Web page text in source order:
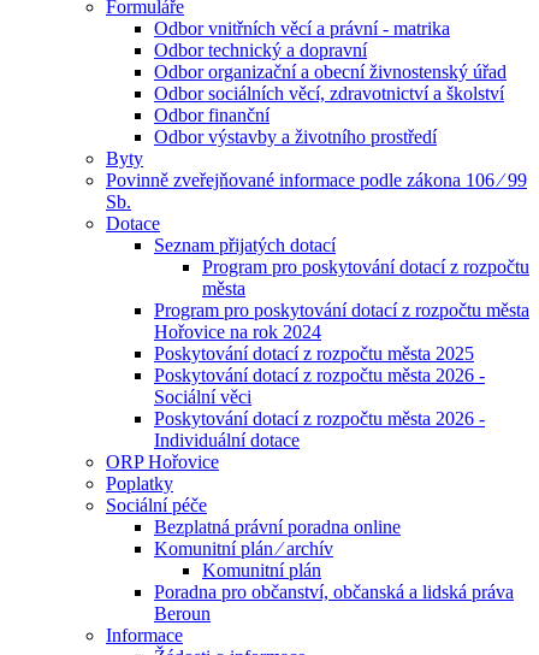
Formuláře
Odbor vnitřních věcí a právní - matrika
Odbor technický a dopravní
Odbor organizační a obecní živnostenský úřad
Odbor sociálních věcí, zdravotnictví a školství
Odbor finanční
Odbor výstavby a životního prostředí
Byty
Povinně zveřejňované informace podle zákona 106 ⁄ 99
Sb.
Dotace
Seznam přijatých dotací
Program pro poskytování dotací z rozpočtu
města
Program pro poskytování dotací z rozpočtu města
Hořovice na rok 2024
Poskytování dotací z rozpočtu města 2025
Poskytování dotací z rozpočtu města 2026 -
Sociální věci
Poskytování dotací z rozpočtu města 2026 -
Individuální dotace
ORP Hořovice
Poplatky
Sociální péče
Bezplatná právní poradna online
Komunitní plán ⁄ archív
Komunitní plán
Poradna pro občanství, občanská a lidská práva
Beroun
Informace